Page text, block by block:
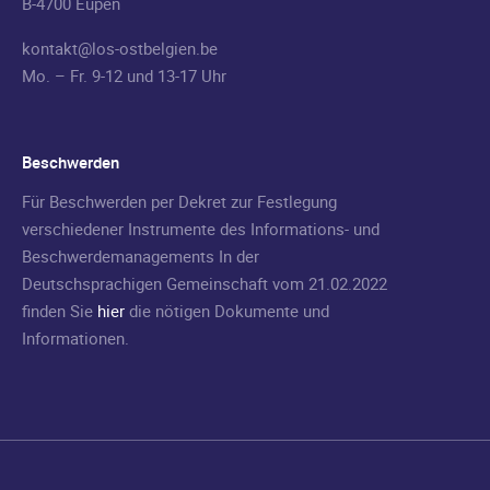
kontakt@los-ostbelgien.be
Mo. – Fr. 9-12 und 13-17 Uhr
Beschwerden
Für Beschwerden per Dekret zur Festlegung
verschiedener Instrumente des Informations- und
Beschwerdemanagements In der
Deutschsprachigen Gemeinschaft vom 21.02.2022
finden Sie hier die nötigen Dokumente und
Informationen.